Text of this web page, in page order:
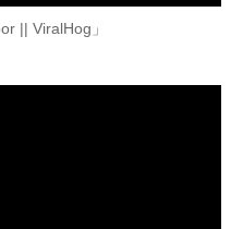
|| ViralHog」